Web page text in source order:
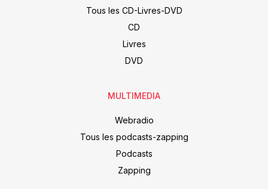
Tous les CD-Livres-DVD
CD
Livres
DVD
MULTIMEDIA
Webradio
Tous les podcasts-zapping
Podcasts
Zapping